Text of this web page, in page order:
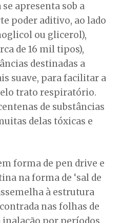
apresenta sob a
poder aditivo, ao lado
ou glicerol),
de 16 mil tipos),
destinadas a
suave, para facilitar a
trato respiratório.
de substâncias
delas tóxicas e
forma de pen drive e
na forma de ‘sal de
à estrutura
nas folhas de